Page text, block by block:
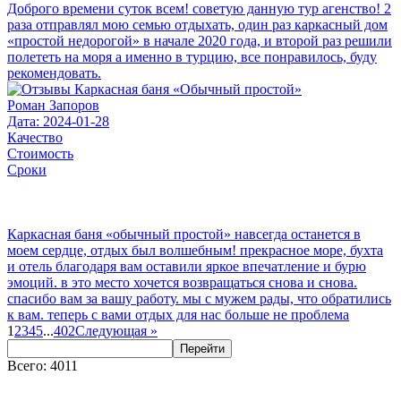
Доброго времени суток всем! советую данную тур агенство! 2
раза отправлял мою семью отдыхать, один раз каркасный дом
«простой недорогой» в начале 2020 года, и второй раз решили
полететь на моря а именно в турцию, все понравилось, буду
рекомендовать.
Роман Запоров
Дата: 2024-01-28
Качество
Стоимость
Сроки
Каркасная баня «обычный простой» навсегда останется в
моем сердце, отдых был волшебным! прекрасное море, бухта
и отель благодаря вам оставили яркое впечатление и бурю
эмоций. в это место хочется возвращаться снова и снова.
спасибо вам за вашу работу. мы с мужем рады, что обратились
к вам. теперь с вами отдых для нас больше не проблема
1 2345...402Следующая »
Перейти
Всего: 4011